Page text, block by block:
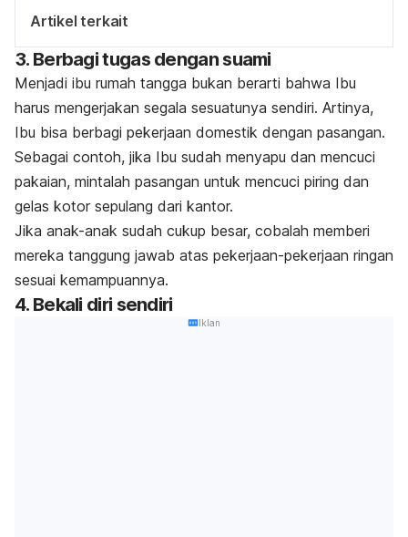
Artikel terkait
3. Berbagi tugas dengan suami
Menjadi ibu rumah tangga bukan berarti bahwa Ibu
harus mengerjakan segala sesuatunya sendiri. Artinya,
Ibu bisa berbagi pekerjaan domestik dengan pasangan.
Sebagai contoh, jika Ibu sudah menyapu dan mencuci
pakaian, mintalah pasangan untuk mencuci piring dan
gelas kotor sepulang dari kantor.
Jika anak-anak sudah cukup besar, cobalah memberi
mereka tanggung jawab atas pekerjaan-pekerjaan ringan
sesuai kemampuannya.
4. Bekali diri sendiri
Iklan